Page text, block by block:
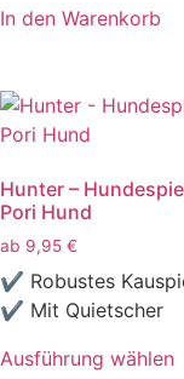
In den Warenkorb
Hunter –
Pori Hund
ab 9,95 €
✔ Robustes
✔ Mit Quietscher
Ausführung wählen